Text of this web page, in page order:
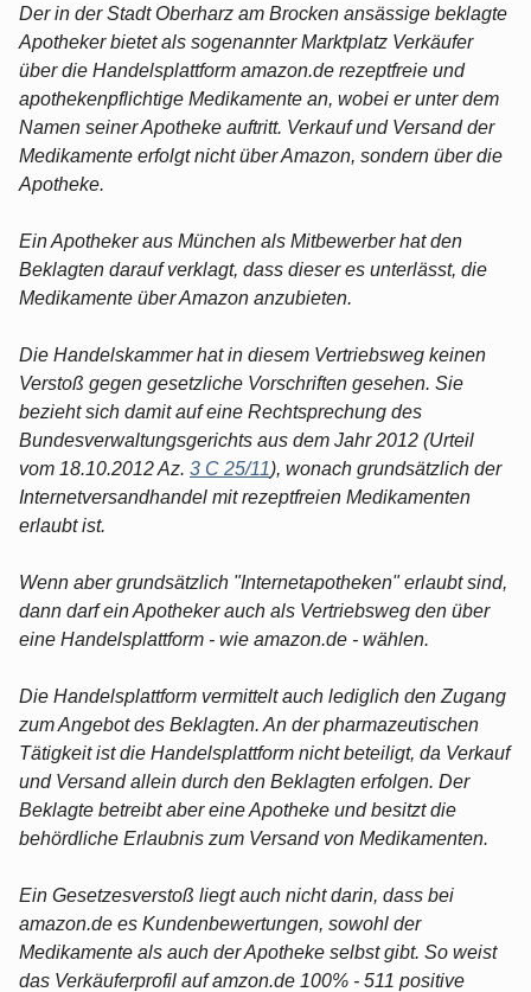
Der in der Stadt Oberharz am Brocken ansässige beklagte
Apotheker bietet als sogenannter Marktplatz Verkäufer
über die Handelsplattform amazon.de rezeptfreie und
apothekenpflichtige Medikamente an, wobei er unter dem
Namen seiner Apotheke auftritt. Verkauf und Versand der
Medikamente erfolgt nicht über Amazon, sondern über die
Apotheke.
Ein Apotheker aus München als Mitbewerber hat den
Beklagten darauf verklagt, dass dieser es unterlässt, die
Medikamente über Amazon anzubieten.
Die Handelskammer hat in diesem Vertriebsweg keinen
Verstoß gegen gesetzliche Vorschriften gesehen. Sie
bezieht sich damit auf eine Rechtsprechung des
Bundesverwaltungsgerichts aus dem Jahr 2012 (Urteil
vom 18.10.2012 Az. 3 C 25/11), wonach grundsätzlich der
Internetversandhandel mit rezeptfreien Medikamenten
erlaubt ist.
Wenn aber grundsätzlich "Internetapotheken" erlaubt sind,
dann darf ein Apotheker auch als Vertriebsweg den über
eine Handelsplattform - wie amazon.de - wählen.
Die Handelsplattform vermittelt auch lediglich den Zugang
zum Angebot des Beklagten. An der pharmazeutischen
Tätigkeit ist die Handelsplattform nicht beteiligt, da Verkauf
und Versand allein durch den Beklagten erfolgen. Der
Beklagte betreibt aber eine Apotheke und besitzt die
behördliche Erlaubnis zum Versand von Medikamenten.
Ein Gesetzesverstoß liegt auch nicht darin, dass bei
amazon.de es Kundenbewertungen, sowohl der
Medikamente als auch der Apotheke selbst gibt. So weist
das Verkäuferprofil auf amzon.de 100% - 511 positive